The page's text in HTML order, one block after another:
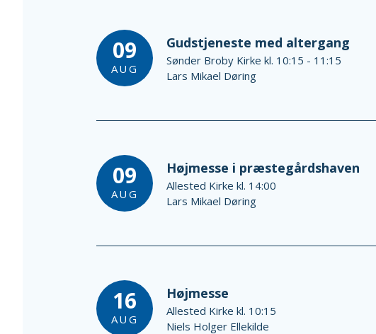
09
AUG
Gudstjeneste med altergang
Sønder Broby Kirke kl. 10:15 - 11:15
Lars Mikael Døring
09
AUG
Højmesse i præstegårdshaven
Allested Kirke kl. 14:00
Lars Mikael Døring
16
AUG
Højmesse
Allested Kirke kl. 10:15
Niels Holger Ellekilde